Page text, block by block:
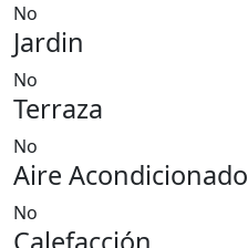
No
Jardin
No
Terraza
No
Aire Acondicionado
No